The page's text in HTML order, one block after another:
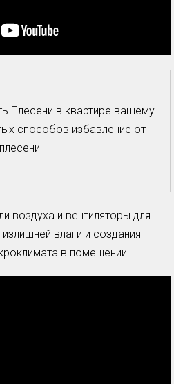
Плесени в квартире вашему
способов избавление от
плесени
воздуха и вентиляторы для
влаги и создания
в помещении.